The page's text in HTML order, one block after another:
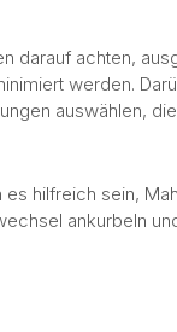
darauf achten,
werden.
auswählen,
hilfreich sein,
ankurbeln